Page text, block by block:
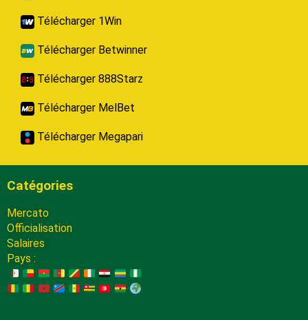
Télécharger 1Win
Télécharger Betwinner
Télécharger 888Starz
Télécharger MelBet
Télécharger Megapari
Catégories
Mercato
Officialisation
Salaires
Pays :